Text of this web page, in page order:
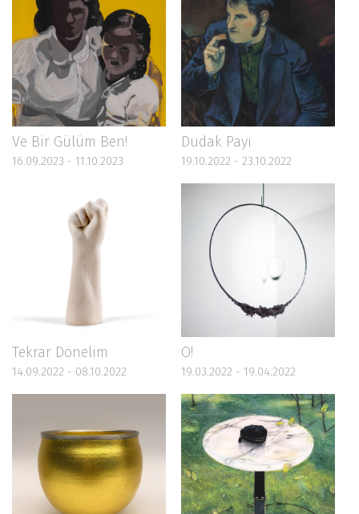
Ve Bir Gülüm Ben!
16.09.2023 - 11.10.2023
Dudak Payı
19.10.2022 - 23.10.2022
Tekrar Dönelim
14.09.2022 - 08.10.2022
O!
19.03.2022 - 19.04.2022